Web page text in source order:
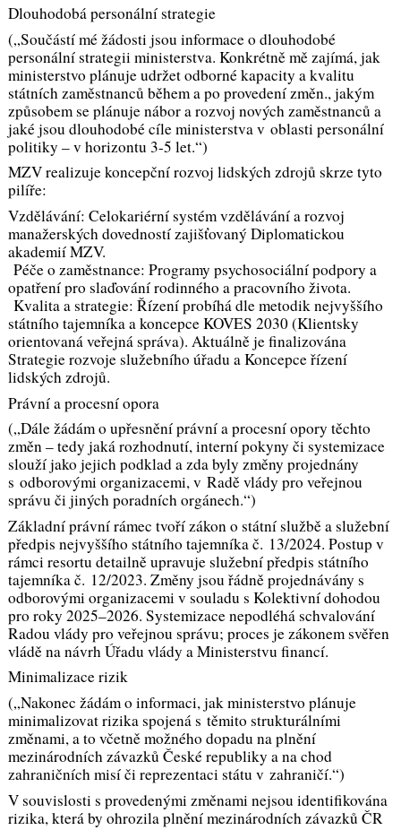
Dlouhodobá personální strategie
(„Součástí mé žádosti jsou informace o dlouhodobé
personální strategii ministerstva. Konkrétně mě zajímá, jak
ministerstvo plánuje udržet odborné kapacity a kvalitu
státních zaměstnanců během a po provedení změn., jakým
způsobem se plánuje nábor a rozvoj nových zaměstnanců a
jaké jsou dlouhodobé cíle ministerstva v oblasti personální
politiky – v horizontu 3-5 let.“)
MZV realizuje koncepční rozvoj lidských zdrojů skrze tyto
pilíře:
Vzdělávání: Celokariérní systém vzdělávání a rozvoj
manažerských dovedností zajišťovaný Diplomatickou
akademií MZV.
Péče o zaměstnance: Programy psychosociální podpory a
opatření pro slaďování rodinného a pracovního života.
Kvalita a strategie: Řízení probíhá dle metodik nejvyššího
státního tajemníka a koncepce KOVES 2030 (Klientsky
orientovaná veřejná správa). Aktuálně je finalizována
Strategie rozvoje služebního úřadu a Koncepce řízení
lidských zdrojů.
Právní a procesní opora
(„Dále žádám o upřesnění právní a procesní opory těchto
změn – tedy jaká rozhodnutí, interní pokyny či systemizace
slouží jako jejich podklad a zda byly změny projednány
s odborovými organizacemi, v Radě vlády pro veřejnou
správu či jiných poradních orgánech.“)
Základní právní rámec tvoří zákon o státní službě a služební
předpis nejvyššího státního tajemníka č. 13/2024. Postup v
rámci resortu detailně upravuje služební předpis státního
tajemníka č. 12/2023. Změny jsou řádně projednávány s
odborovými organizacemi v souladu s Kolektivní dohodou
pro roky 2025–2026. Systemizace nepodléhá schvalování
Radou vlády pro veřejnou správu; proces je zákonem svěřen
vládě na návrh Úřadu vlády a Ministerstvu financí.
Minimalizace rizik
(„Nakonec žádám o informaci, jak ministerstvo plánuje
minimalizovat rizika spojená s těmito strukturálními
změnami, a to včetně možného dopadu na plnění
mezinárodních závazků České republiky a na chod
zahraničních misí či reprezentaci státu v zahraničí.“)
V souvislosti s provedenými změnami nejsou identifikována
rizika, která by ohrozila plnění mezinárodních závazků ČR